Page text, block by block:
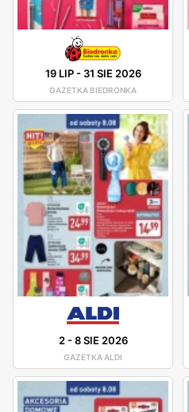
19 LIP- 31 SIE 2026
GAZETKA BIEDRONKA
2-8 SIE 2026
GAZETKA ALDI